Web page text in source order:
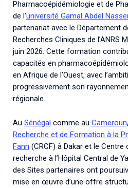
Pharmacoépidémiologie et de
de l’université Gamal Abdel
partenariat avec le Département
Recherches Cliniques de l’ANRS
juin 2026. Cette formation
capacités en
en Afrique de l’Ouest, avec
progressivement son
régionale.
Au Sénégal comme au Cameroun
Recherche et de Formation à la
Fann (CRCF) à Dakar et le
recherche à l’Hôpital Central de
des Sites partenaires ont
mise en œuvre d’une offre